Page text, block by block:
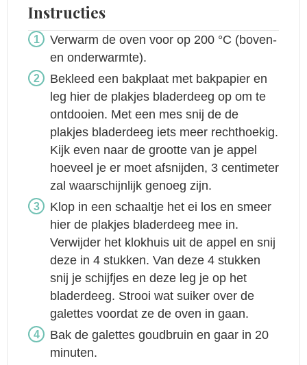
Instructies
Verwarm de oven voor op 200 °C (boven-
en onderwarmte).
Bekleed een bakplaat met bakpapier en
leg hier de plakjes bladerdeeg op om te
ontdooien. Met een mes snij de de
plakjes bladerdeeg iets meer rechthoekig.
Kijk even naar de grootte van je appel
hoeveel je er moet afsnijden, 3 centimeter
zal waarschijnlijk genoeg zijn.
Klop in een schaaltje het ei los en smeer
hier de plakjes bladerdeeg mee in.
Verwijder het klokhuis uit de appel en snij
deze in 4 stukken. Van deze 4 stukken
snij je schijfjes en deze leg je op het
bladerdeeg. Strooi wat suiker over de
galettes voordat ze de oven in gaan.
Bak de galettes goudbruin en gaar in 20
minuten.